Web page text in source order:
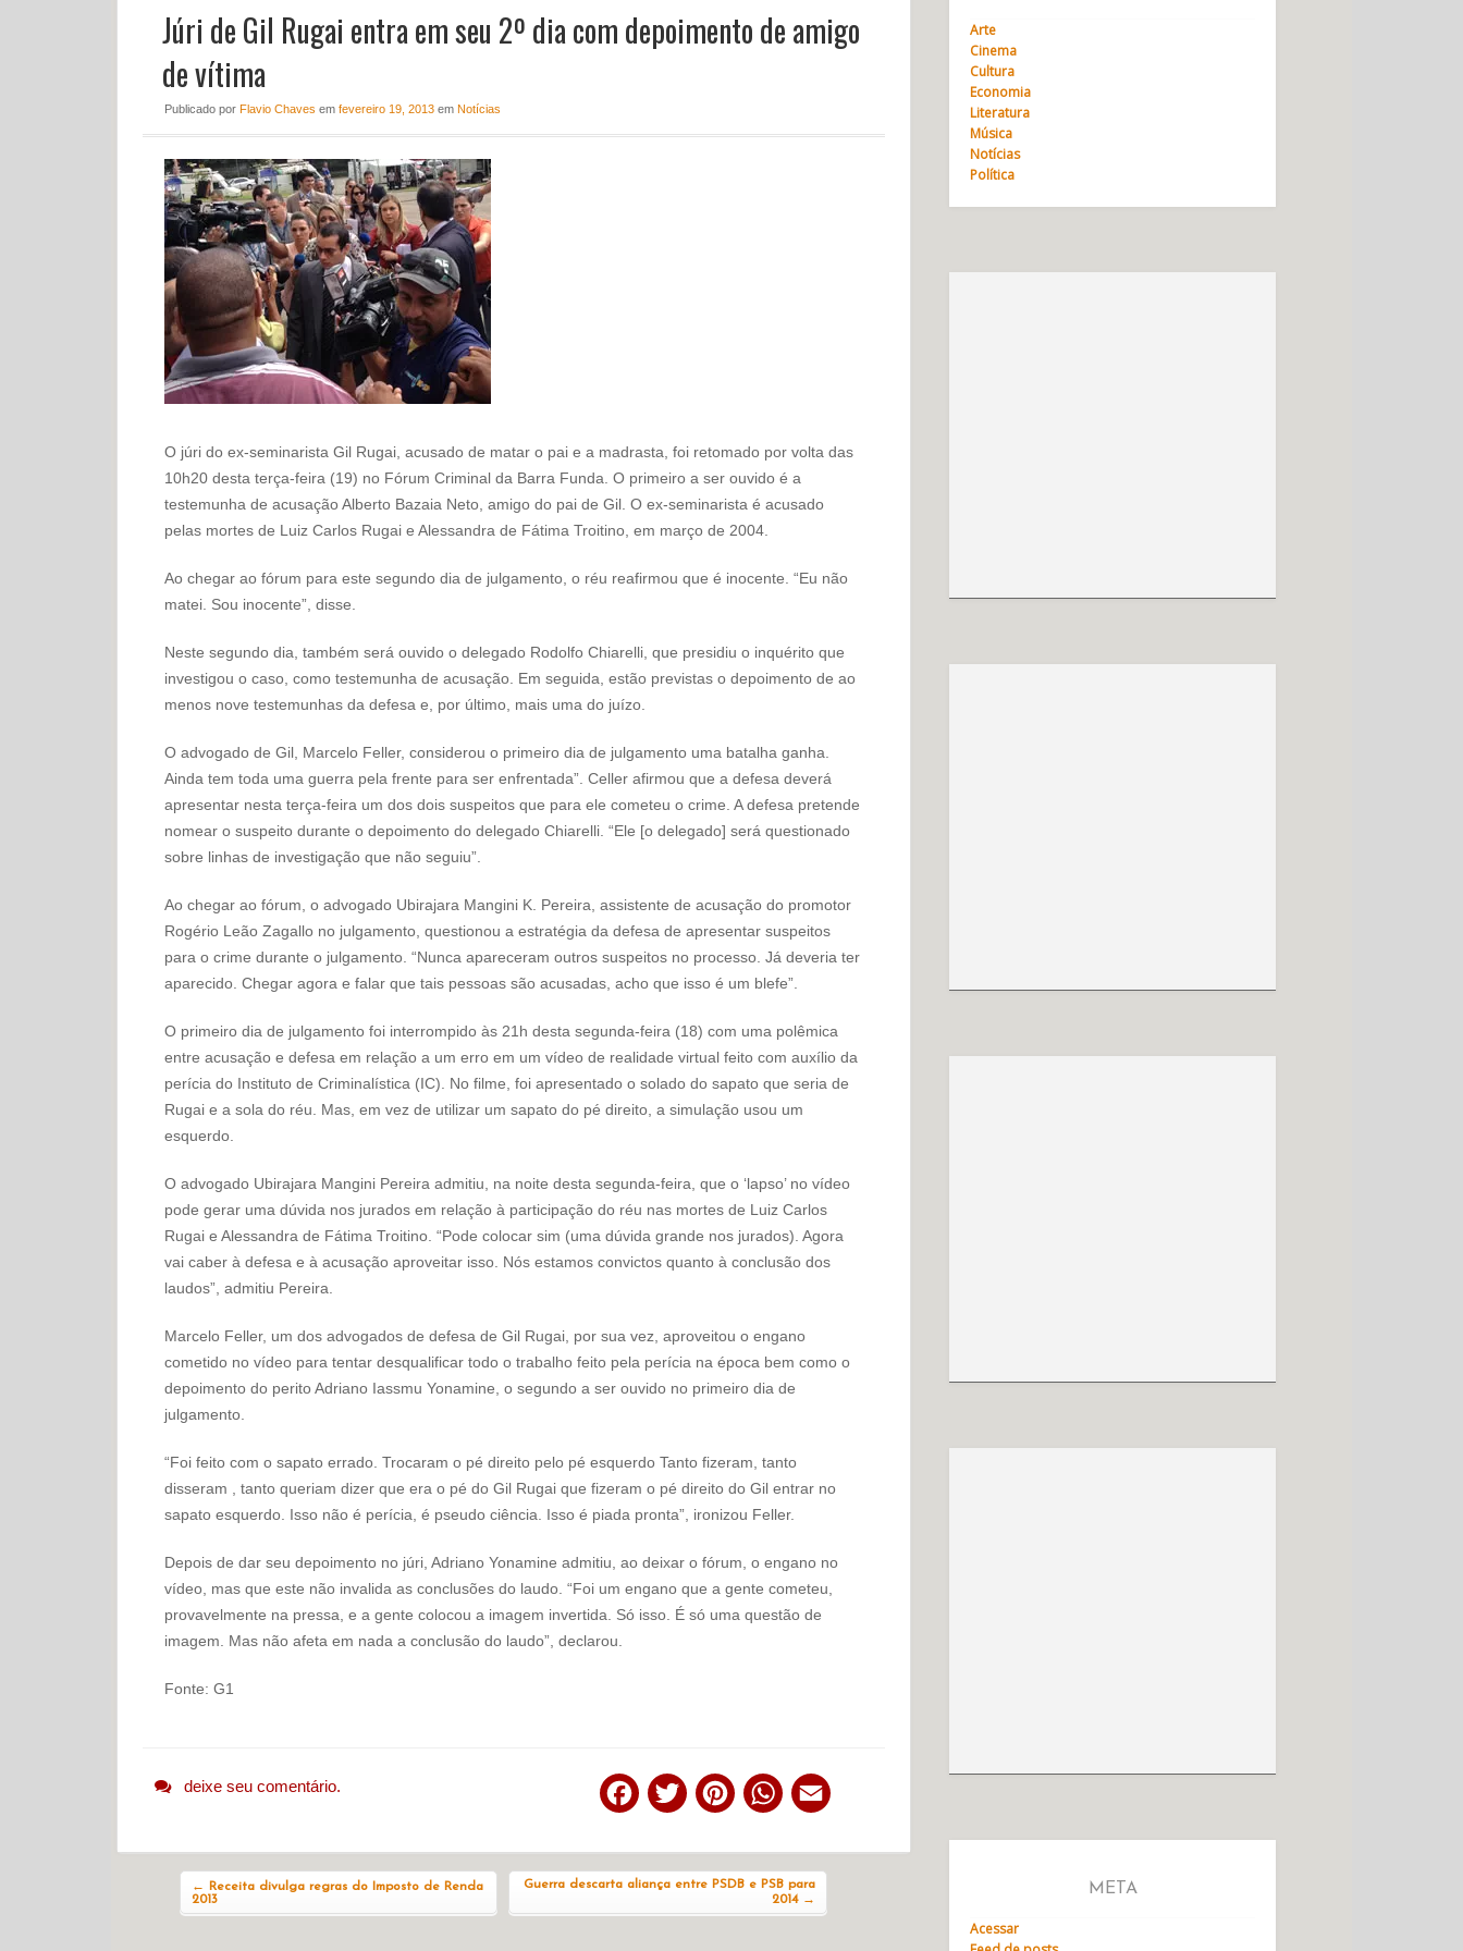
Júri de Gil Rugai entra em seu 2º dia com depoimento de amigo
de vítima
Publicado por Flavio Chaves em fevereiro 19, 2013em Notícias
O júri do ex-seminarista Gil Rugai, acusado de matar o pai e a madrasta, foi retomado por volta das
10h20 desta terça-feira (19) no Fórum Criminal da Barra Funda. O primeiro a ser ouvido é a
testemunha de acusação Alberto Bazaia Neto, amigo do pai de Gil. O ex-seminarista é acusado
pelas mortes de Luiz Carlos Rugai e Alessandra de Fátima Troitino, em março de 2004.
Ao chegar ao fórum para este segundo dia de julgamento, o réu reafirmou que é inocente. “Eu não
matei. Sou inocente”, disse.
Neste segundo dia, também será ouvido o delegado Rodolfo Chiarelli, que presidiu o inquérito que
investigou o caso, como testemunha de acusação. Em seguida, estão previstas o depoimento de ao
menos nove testemunhas da defesa e, por último, mais uma do juízo.
O advogado de Gil, Marcelo Feller, considerou o primeiro dia de julgamento uma batalha ganha.
Ainda tem toda uma guerra pela frente para ser enfrentada”. Celler afirmou que a defesa deverá
apresentar nesta terça-feira um dos dois suspeitos que para ele cometeu o crime. A defesa pretende
nomear o suspeito durante o depoimento do delegado Chiarelli. “Ele [o delegado] será questionado
sobre linhas de investigação que não seguiu”.
Ao chegar ao fórum, o advogado Ubirajara Mangini K. Pereira, assistente de acusação do promotor
Rogério Leão Zagallo no julgamento, questionou a estratégia da defesa de apresentar suspeitos
para o crime durante o julgamento. “Nunca apareceram outros suspeitos no processo. Já deveria ter
aparecido. Chegar agora e falar que tais pessoas são acusadas, acho que isso é um blefe”.
O primeiro dia de julgamento foi interrompido às 21h desta segunda-feira (18) com uma polêmica
entre acusação e defesa em relação a um erro em um vídeo de realidade virtual feito com auxílio da
perícia do Instituto de Criminalística (IC). No filme, foi apresentado o solado do sapato que seria de
Rugai e a sola do réu. Mas, em vez de utilizar um sapato do pé direito, a simulação usou um
esquerdo.
O advogado Ubirajara Mangini Pereira admitiu, na noite desta segunda-feira, que o ‘lapso’ no vídeo
pode gerar uma dúvida nos jurados em relação à participação do réu nas mortes de Luiz Carlos
Rugai e Alessandra de Fátima Troitino. “Pode colocar sim (uma dúvida grande nos jurados). Agora
vai caber à defesa e à acusação aproveitar isso. Nós estamos convictos quanto à conclusão dos
laudos”, admitiu Pereira.
Marcelo Feller, um dos advogados de defesa de Gil Rugai, por sua vez, aproveitou o engano
cometido no vídeo para tentar desqualificar todo o trabalho feito pela perícia na época bem como o
depoimento do perito Adriano Iassmu Yonamine, o segundo a ser ouvido no primeiro dia de
julgamento.
“Foi feito com o sapato errado. Trocaram o pé direito pelo pé esquerdo Tanto fizeram, tanto
disseram , tanto queriam dizer que era o pé do Gil Rugai que fizeram o pé direito do Gil entrar no
sapato esquerdo. Isso não é perícia, é pseudo ciência. Isso é piada pronta”, ironizou Feller.
Depois de dar seu depoimento no júri, Adriano Yonamine admitiu, ao deixar o fórum, o engano no
vídeo, mas que este não invalida as conclusões do laudo. “Foi um engano que a gente cometeu,
provavelmente na pressa, e a gente colocou a imagem invertida. Só isso. É só uma questão de
imagem. Mas não afeta em nada a conclusão do laudo”, declarou.
Fonte: G1
deixe seu comentário.
Facebook
Twitter PinterestWhatsApp
←
Receita divulga regras do Imposto de Renda
2013
Guerra descarta aliança entre PSDB e PSB para
2014 →
Arte
Cinema
Cultura
Economia
Literatura
Música
Notícias
Política
META
Acessar